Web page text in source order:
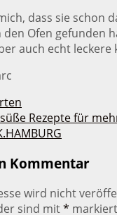
dass sie schon
den Ofen gefunden
auch echt
Rezepte für
Kommentar
wird nicht
sind mit* markiert